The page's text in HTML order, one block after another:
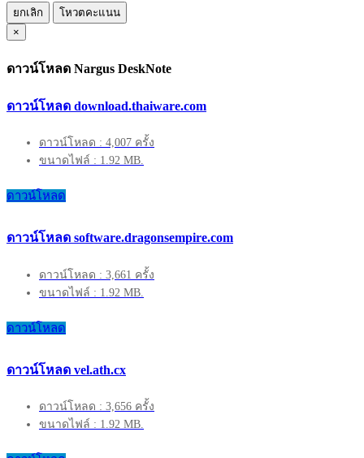
ยกเลิก
โหวตคะแนน
×
ดาวน์โหลด Nargus DeskNote
ดาวน์โหลด download.thaiware.com
ดาวน์โหลด : 4,007 ครั้ง
ขนาดไฟล์ : 1.92 MB.
ดาวน์โหลด
ดาวน์โหลด software.dragonsempire.com
ดาวน์โหลด : 3,661 ครั้ง
ขนาดไฟล์ : 1.92 MB.
ดาวน์โหลด
ดาวน์โหลด vel.ath.cx
ดาวน์โหลด : 3,656 ครั้ง
ขนาดไฟล์ : 1.92 MB.